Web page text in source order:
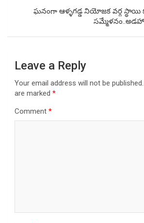
ఘనంగా ఆళ్ళగడ్డ నియోజక వర్గ
Leave a Reply
Your email address will not be published.
are marked *
Comment *